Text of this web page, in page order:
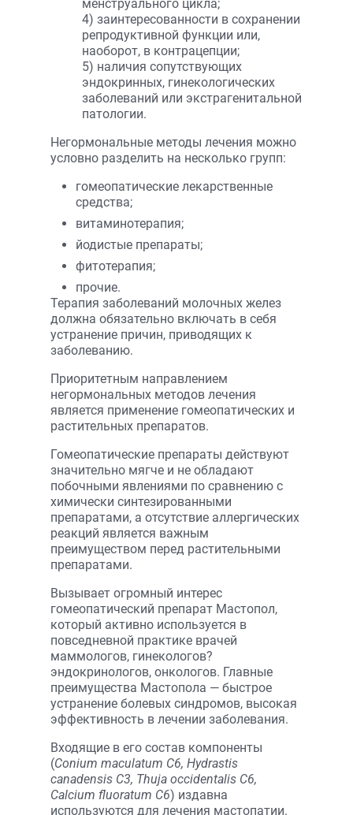
менструального цикла;
4) заинтересованности в сохранении
репродуктивной функции или,
наоборот, в контрацепции;
5) наличия сопутствующих
эндокринных, гинекологических
заболеваний или экстрагенитальной
патологии.
Негормональные методы лечения можно
условно разделить на несколько групп:
гомеопатические лекарственные
средства;
витаминотерапия;
йодистые препараты;
фитотерапия;
прочие.
Терапия заболеваний молочных желез
должна обязательно включать в себя
устранение причин, приводящих к
заболеванию.
Приоритетным направлением
негормональных методов лечения
является применение гомеопатических и
растительных препаратов.
Гомеопатические препараты действуют
значительно мягче и не обладают
побочными явлениями по сравнению с
химически синтезированными
препаратами, а отсутствие аллергических
реакций является важным
преимуществом перед растительными
препаратами.
Вызывает огромный интерес
гомеопатический препарат Мастопол,
который активно используется в
повседневной практике врачей
маммологов, гинекологов?
эндокринологов, онкологов. Главные
преимущества Мастопола — быстрое
устранение болевых синдромов, высокая
эффективность в лечении заболевания.
Входящие в его состав компоненты
(Conium maculatum С6, Hydrastis
canadensis С3, Thuja occidentalis C6,
Calcium fluoratum C6) издавна
используются для лечения мастопатии.